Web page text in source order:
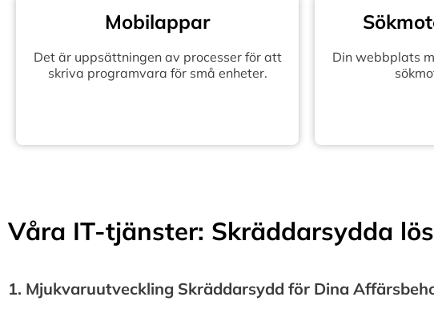
Mobilappar
Det är uppsättningen av processer för att
skriva programvara för små enheter.
Din webbplats
Våra IT-tjänster: Skräddarsydda
1.⁠ ⁠Mjukvaruutveckling Skräddarsydd för Dina